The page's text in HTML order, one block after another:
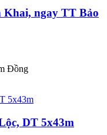
ngay TT Bảo
Đồng
DT 5x43m